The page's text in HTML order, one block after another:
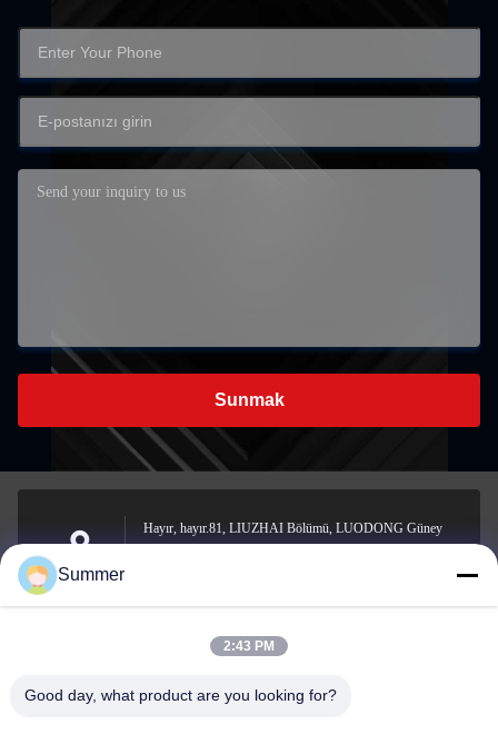
Sunmak
Adres
Hayır, hayır.81, LIUZHAI Bölümü, LUODONG Güney
E-posta
sale2@zhejiangyuhao.com
Summer
2:43 PM
Good day, what product are you looking for?